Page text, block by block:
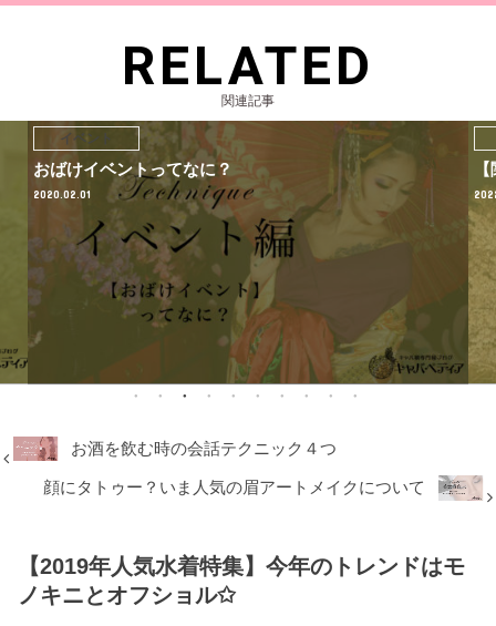
RELATED
関連記事
イベント
おばけイベントってなに？
2020.02.01
お酒を飲む時の会話テクニック４つ
顔にタトゥー？いま人気の眉アートメイクについて
【2019年人気水着特集】今年のトレンドはモ
ノキニとオフショル✩